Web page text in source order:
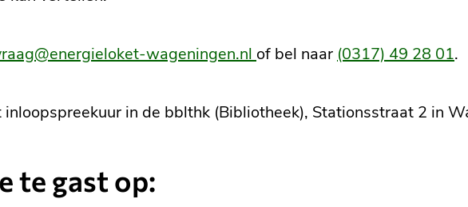
wageningen.nl of bel naar (0317) 49 28 01.
in de bblthk (Bibliotheek), Stationsstraat 2 in
te gast op: